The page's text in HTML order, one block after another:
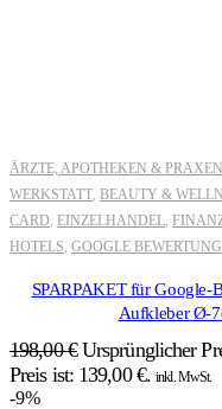
ÄRZTE, APOTHEKEN & PRAXEN
WERKSTATT BEAUTY &
CARD EINZELHANDEL
HOTELS GOOGLE
SPARPAKET für Google-
Aufkleber Ø-
198,00€ Ursprünglicher
Preis ist: 139,00 €. inkl. MwSt.
-9%